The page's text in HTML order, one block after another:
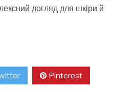
догляд для шкіри й
Pinterest